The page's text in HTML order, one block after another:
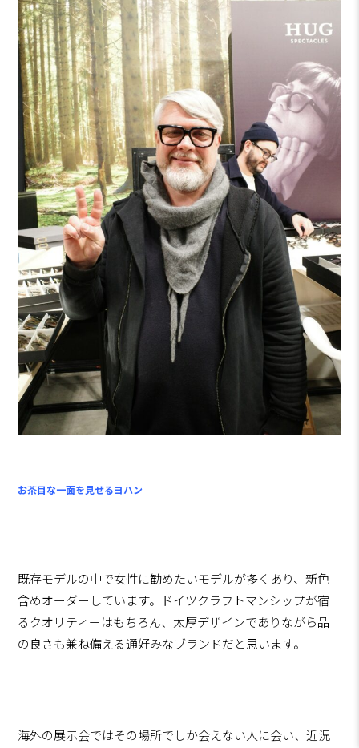
お茶目な一面を見せるヨハン
既存モデルの中で女性に勧めたいモデルが多くあり、新色
含めオーダーしています。ドイツクラフトマンシップが宿
るクオリティーはもちろん、太厚デザインでありながら品
の良さも兼ね備える通好みなブランドだと思います。
海外の展示会ではその場所でしか会えない人に会い、近況